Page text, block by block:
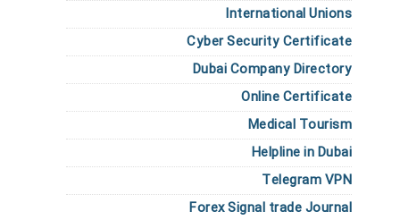
International Unions
Cyber Security Certificate
Dubai Company Directory
Online Certificate
Medical Tourism
Helpline in Dubai
Telegram VPN
Forex Signal trade Journal